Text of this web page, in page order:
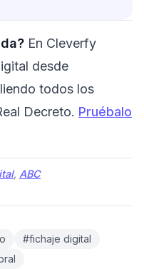
En Cleverfy
desde
todos los
Decreto. Pruébalo
, ABC
#fichaje digital